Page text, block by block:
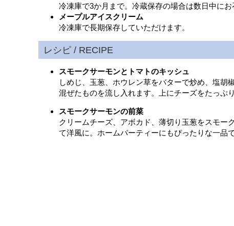
冷凍庫で3か月まで。冷蔵保存の場合は数日中にお
メープルアイスクリーム
冷凍庫で長期保存していただけます。
スモークサーモンとトマトのキッシュ
しめじ、玉葱、ホウレン草をバターで炒め、塩
混ぜたものを流し入れます。上にチーズをたっぷ
スモークサーモンの前菜
クリームチーズ、アボカド、薄切り玉葱をスモー
て洋風に。ホームパーティーにもぴったりな一品で